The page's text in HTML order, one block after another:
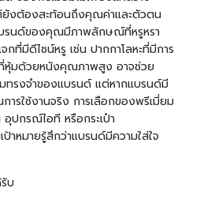
งต้องสะท้อนถึงคุณค่าและตัวตน
รนด์ของคุณมีภาพลักษณ์ที่หรูหรา
กที่มีดีไซน์หรู เช่น ปากกาโลหะที่มีการ
หุ้มด้วยหนังคุณภาพสูง อาจช่วย
มทรงจำของแบรนด์ แต่หากแบรนด์มี
รใช้งานจริง การเลือกของพรีเมี่ยม
ปกรณ์ไอที หรือกระเป๋า
าหมายรู้สึกว่าแบรนด์มีความใส่ใจ
บ